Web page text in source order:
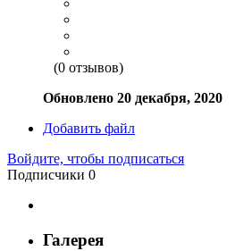
(0 отзывов)
Обновлено 20 декабря, 2020
Добавить файл
Войдите, чтобы подписаться
Подписчики 0
Галерея